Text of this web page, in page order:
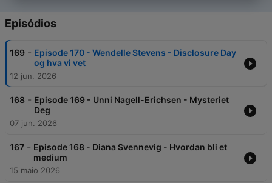
Episódios
169 - Episode 170 - Wendelle Stevens - Disclosure Day
og hva vi vet
12 jun. 2026
168 - Episode 169 - Unni Nagell-Erichsen - Mysteriet
Deg
07 jun. 2026
167 - Episode 168 - Diana Svennevig - Hvordan bli et
medium
15 maio 2026